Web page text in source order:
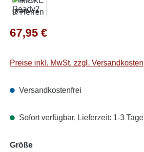
Regulärer Preis:
67,95 €
Preise inkl. MwSt. zzgl. Versandkosten
Versandkostenfrei
Sofort verfügbar, Lieferzeit: 1-3 Tage
Größeauswählen